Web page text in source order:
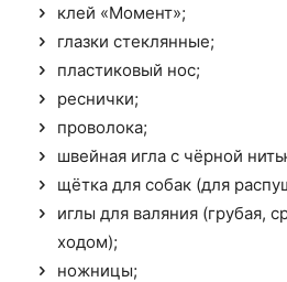
клей «Момент»;
глазки стеклянные;
пластиковый нос;
реснички;
проволока;
швейная игла с чёрной
щётка для собак (для
иглы для валяния (грубая,
ходом);
ножницы;